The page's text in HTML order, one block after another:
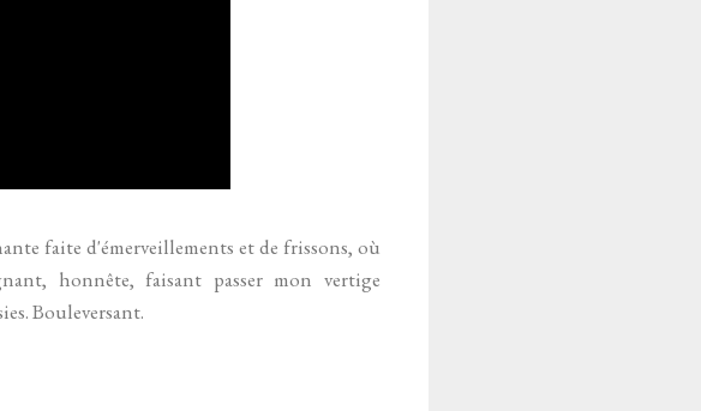
faite d'émerveillements et de frissons, où
honnête, faisant passer mon vertige
Bouleversant.